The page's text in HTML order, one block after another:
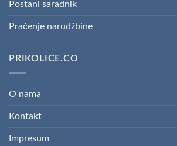
Postani saradnik
Praćenje narudžbine
PRIKOLICE.CO
O nama
Kontakt
Impresum